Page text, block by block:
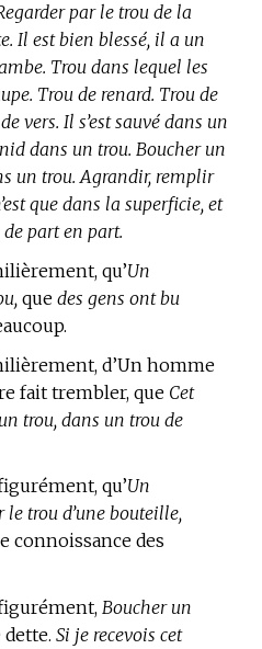
par le trou de la
Il est bien blessé, il a un
Trou dans lequel les
Trou de renard. Trou de
vers. Il s’est sauvé dans un
dans un trou. Boucher un
un trou. Agrandir, remplir
que dans la superficie, et
part en part.
qu’Un
que des gens ont bu
d’Un homme
fait trembler, que Cet
trou, dans un trou de
qu’Un
le trou d’une bouteille,
connoissance des
Boucher un
Si je recevois cet